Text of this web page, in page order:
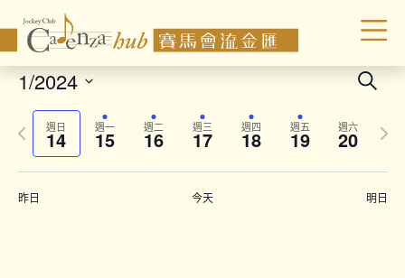
and
Search
1/2024
Select
date.週日
14 週一
15 週二
16 週三
17 週四
18 週五
19 週六
20
Previous
week
Next
昨日 今天 明日